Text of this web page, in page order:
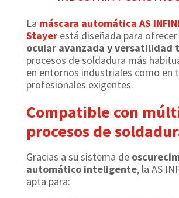
La máscara automática AS
Stayer está diseñada para ofrecer
ocular avanzada y versatilidad
procesos de soldadura más
en entornos industriales como en
profesionales exigentes.
Compatible con
procesos de
Gracias a su sistema de
automático inteligente, la AS
apta para: